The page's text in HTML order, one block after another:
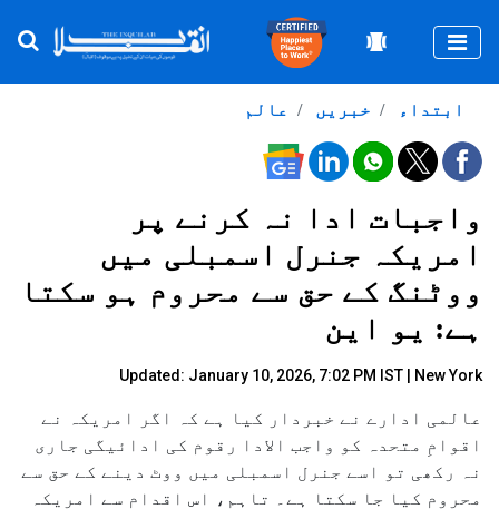
عالم خبریں ابتداء
واجبات ادا نہ کرنے پر
امریکہ جنرل اسمبلی میں
ووٹنگ کے حق سے محروم ہو سکتا
ہے: یو این
Updated: January 10, 2026, 7:02 PM IST | New York
عالمی ادارے نے خبردار کیا ہے کہ اگر امریکہ نے
اقوامِ متحدہ کو واجب الادا رقوم کی ادائیگی جاری
نہ رکھی تو اسے جنرل اسمبلی میں ووٹ دینے کے حق سے
محروم کیا جا سکتا ہے۔ تاہم، اس اقدام سے امریکہ